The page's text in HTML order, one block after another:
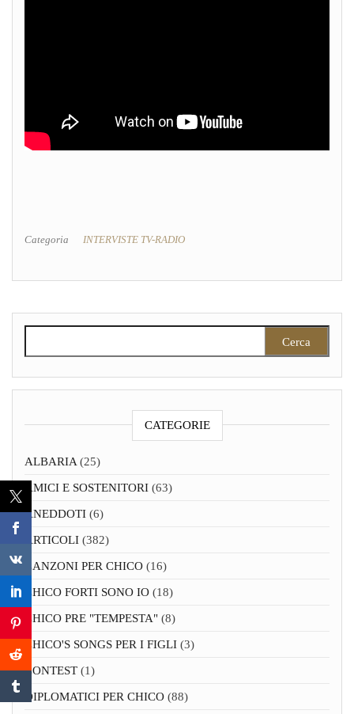
Categoria INTERVISTE TV-RADIO
CATEGORIE
ALBARIA (25)
AMICI E SOSTENITORI (63)
ANEDDOTI (6)
ARTICOLI (382)
CANZONI PER CHICO (16)
CHICO FORTI SONO IO (18)
CHICO PRE "TEMPESTA" (8)
CHICO'S SONGS PER I FIGLI (3)
CONTEST (1)
DIPLOMATICI PER CHICO (88)